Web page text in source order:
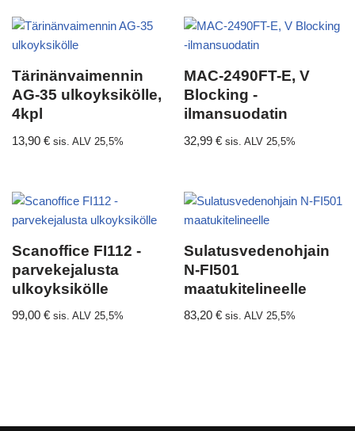
Tärinänvaimennin
AG-35 ulkoyksikölle,
4kpl
13,90 € sis. ALV 25,5%
MAC-2490FT-E, V
Blocking -
ilmansuodatin
32,99€ sis. ALV 25,5%
Scanoffice FI112 -
parvekejalusta
ulkoyksikölle
99,00 € sis. ALV 25,5%
Sulatusvedenohjain
N-FI501
maatukitelineelle
83,20€ sis. ALV 25,5%